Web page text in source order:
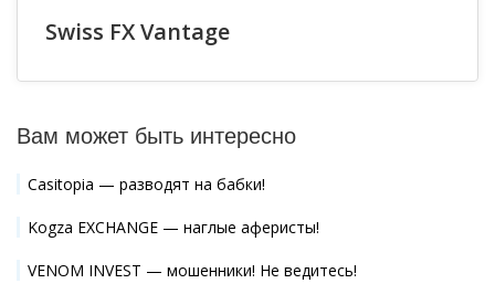
Swiss FX Vantage
Вам может быть интересно
Casitopia — разводят на бабки!
Kogza EXCHANGE — наглые аферисты!
VENOM INVEST — мошенники! Не ведитесь!